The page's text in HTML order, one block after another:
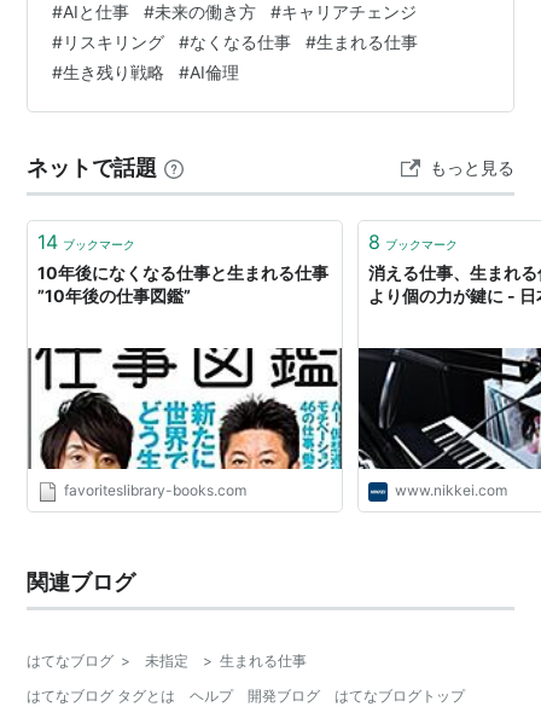
化プロジェクト、来期より始動』 今日、社内通達で流れ
てきたその一文が、鉛のように俺の胃に沈んでいた。効
率化。それは聞こえはいいが、要するに「人のいらない
仕事」を洗い出すということだ。俺の仕事は？毎日汗を
営業という仕事は、果たして「人にしかでき…
#AIと仕事 #未来の働き方 #キャリアチェンジ
#リスキリング #なくなる仕事 #生まれる仕事
#生き残り戦略 #AI倫理
ネットで話題 もっと見る
14 ブックマーク
10年後になくなる仕事と生まれる仕事
”10年後の仕事図鑑”
favoriteslibrary-books.com
8 ブックマーク
消える仕事、生まれ
より個の力が鍵に -
www.nikkei.com
関連ブログ
はてなブログ > 未指定 > 生まれる仕事
はてなブログ タグとは
ヘルプ 開発ブログ
はてなブログトップ